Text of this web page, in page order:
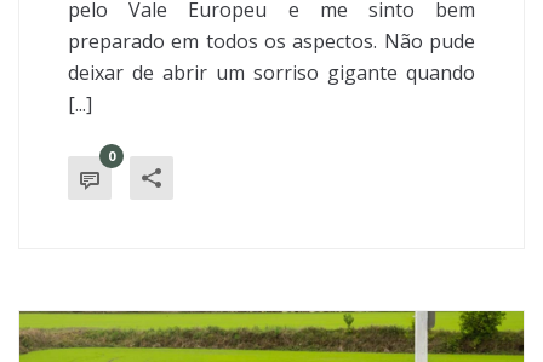
pelo Vale Europeu e me sinto bem
preparado em todos os aspectos. Não pude
deixar de abrir um sorriso gigante quando
[...]
0